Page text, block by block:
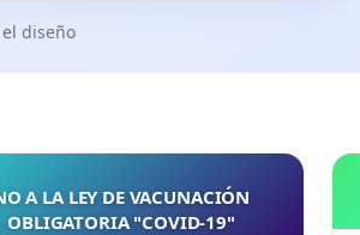
diseño
A LA LEY DE VACUNACIÓN
OBLIGATORIA "COVID-19"